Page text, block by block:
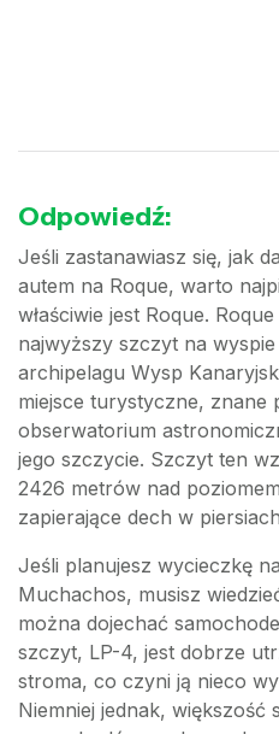
Odpowiedź:
Jeśli zastanawiasz się, jak
autem na Roque, warto
właściwie jest Roque.
najwyższy szczyt na
archipelagu Wysp
miejsce turystyczne, znane
obserwatorium
jego szczycie. Szczyt ten
2426 metrów nad
zapierające dech w
Jeśli planujesz wycieczkę
Muchachos, musisz
można dojechać
szczyt, LP-4, jest dobrze
stroma, co czyni ją nieco
Niemniej jednak, większość